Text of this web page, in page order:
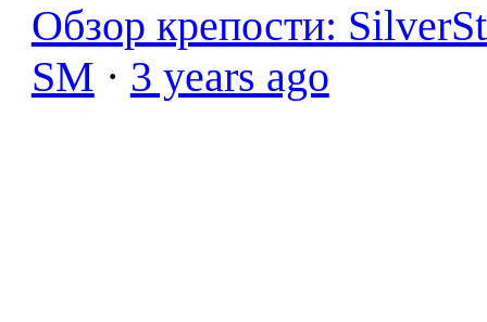
Обзор крепости:
SM · 3 years ago